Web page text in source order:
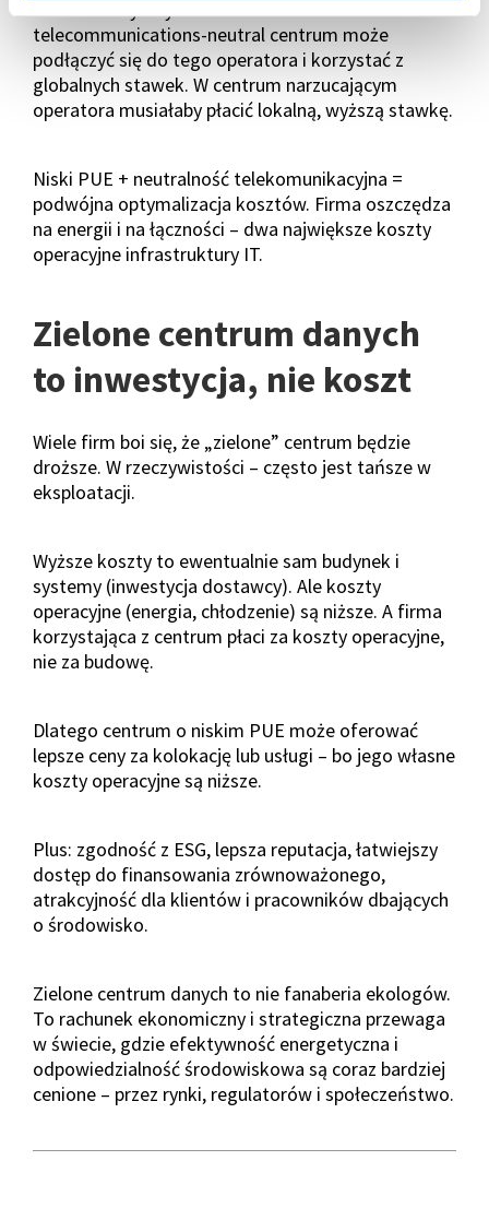
telecommunications-neutral centrum może
podłączyć się do tego operatora i korzystać z
globalnych stawek. W centrum narzucającym
operatora musiałaby płacić lokalną, wyższą stawkę.
Niski PUE + neutralność telekomunikacyjna =
podwójna optymalizacja kosztów. Firma oszczędza
na energii i na łączności – dwa największe koszty
operacyjne infrastruktury IT.
Zielone centrum danych
to inwestycja, nie koszt
Wiele firm boi się, że „zielone” centrum będzie
droższe. W rzeczywistości – często jest tańsze w
eksploatacji.
Wyższe koszty to ewentualnie sam budynek i
systemy (inwestycja dostawcy). Ale koszty
operacyjne (energia, chłodzenie) są niższe. A firma
korzystająca z centrum płaci za koszty operacyjne,
nie za budowę.
Dlatego centrum o niskim PUE może oferować
lepsze ceny za kolokację lub usługi – bo jego własne
koszty operacyjne są niższe.
Plus: zgodność z ESG, lepsza reputacja, łatwiejszy
dostęp do finansowania zrównoważonego,
atrakcyjność dla klientów i pracowników dbających
o środowisko.
Zielone centrum danych to nie fanaberia ekologów.
To rachunek ekonomiczny i strategiczna przewaga
w świecie, gdzie efektywność energetyczna i
odpowiedzialność środowiskowa są coraz bardziej
cenione – przez rynki, regulatorów i społeczeństwo.